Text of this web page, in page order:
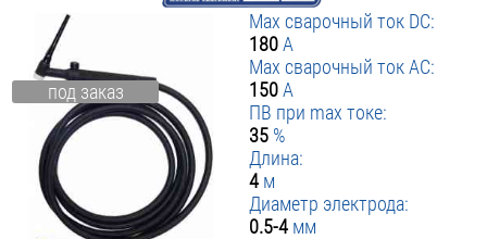
под заказ
Max сварочный ток DC:
180А
Max сварочный ток AC:
150А
ПВ при max токе:
35 %
Длина:
4 м
Диаметр электрода:
0.5-4 мм